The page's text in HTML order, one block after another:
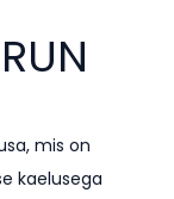
mis on
kaelusega